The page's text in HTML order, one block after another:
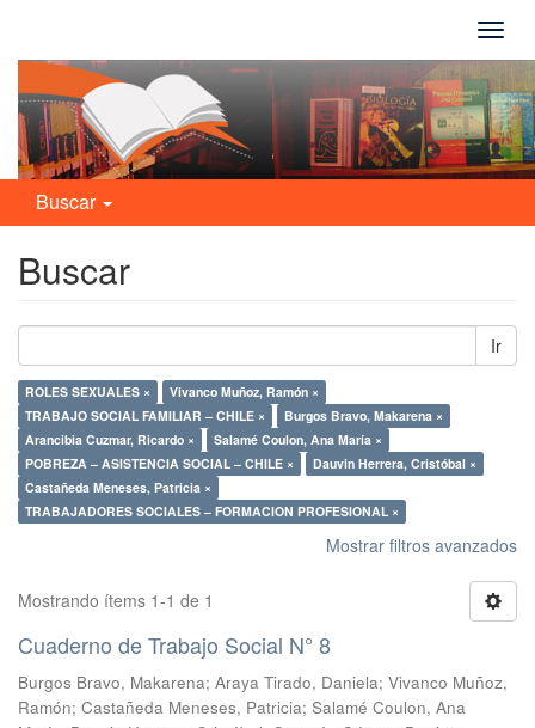
Buscar
Buscar
Ir
ROLES SEXUALES ×
Vivanco Muñoz, Ramón ×
TRABAJO SOCIAL FAMILIAR – CHILE ×
Burgos Bravo, Makarena ×
Arancibia Cuzmar, Ricardo ×
Salamé Coulon, Ana María ×
POBREZA – ASISTENCIA SOCIAL – CHILE ×
Dauvin Herrera, Cristóbal ×
Castañeda Meneses, Patricia ×
TRABAJADORES SOCIALES – FORMACION PROFESIONAL ×
Mostrar filtros avanzados
Mostrando ítems 1-1 de 1
Cuaderno de Trabajo Social N° 8
Burgos Bravo, Makarena; Araya Tirado, Daniela; Vivanco Muñoz,
Ramón; Castañeda Meneses, Patricia; Salamé Coulon, Ana